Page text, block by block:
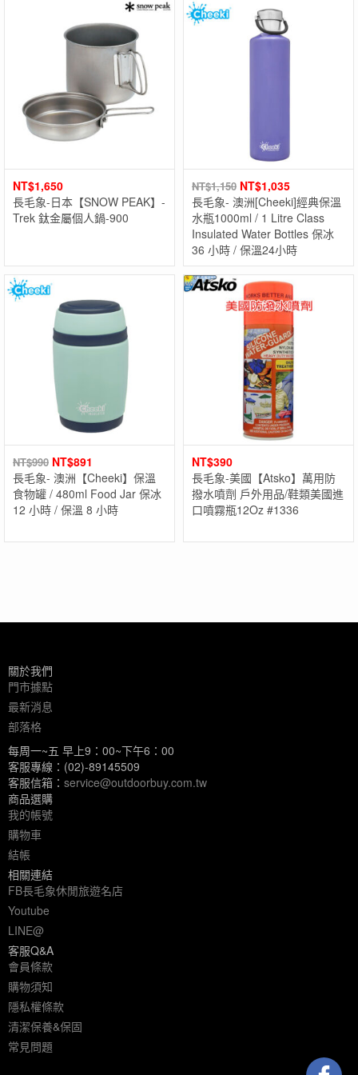
NT$1,650
長毛象-日本【SNOW PEAK】-
Trek 鈦金屬個人鍋-900
NT$1,150 NT$1,035
長毛象- 澳洲[Cheeki]經典保溫
水瓶1000ml / 1 Litre Class
Insulated Water Bottles 保冰
36 小時 / 保溫24小時
NT$990 NT$891
長毛象- 澳洲【Cheeki】保溫
食物罐 / 480ml Food Jar 保冰
12 小時 / 保溫 8 小時
NT$390
長毛象-美國【Atsko】萬用防
撥水噴劑 戶外用品/鞋類美國進
口噴霧瓶12Oz #1336
關於我們
門市據點
最新消息
部落格
每周一~五 早上9：00~下午6：00
客服專線：(02)-89145509
客服信箱： service@outdoorbuy.com.tw
商品選購
我的帳號
購物車
結帳
相關連結
FB長毛象休閒旅遊名店
Youtube
LINE@
客服Q&A
會員條款
購物須知
隱私權條款
清潔保養&保固
常見問題